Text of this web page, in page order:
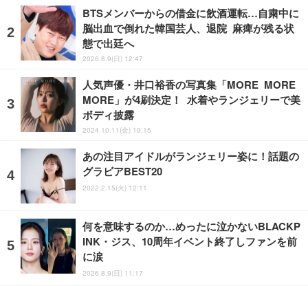
BTSメンバーからの借金に飲酒運転…自粛中に
脳出血で倒れた韓国芸人、退院 麻痺が残る状
態で出廷へ
2026.8.9(日) 12:47
人気声優・井口裕香の写真集「MORE MORE
MORE」が4刷決定！ 水着やランジェリーで美
ボディ披露
2024.10.11(金) 19:15
あの注目アイドルがランジェリー姿に！話題の
グラビアBEST20
2022.2.15(火) 12:11
何を意味するのか…めったに泣かないBLACKP
INK・ジス、10周年イベント終了しファンを前
に涙
2026.8.9(日) 11:17